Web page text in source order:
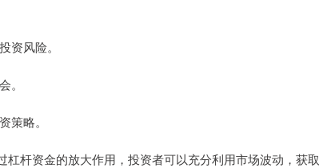
资风险。
。
策略。
杆资金的放大作用，投资者可以充分利用市场波动，获取